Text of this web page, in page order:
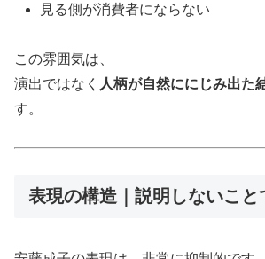
見る側が消費者にならない
この雰囲気は、
演出ではなく 人柄が自然ににじみ出た
す。
表現の構造｜説明しないこと